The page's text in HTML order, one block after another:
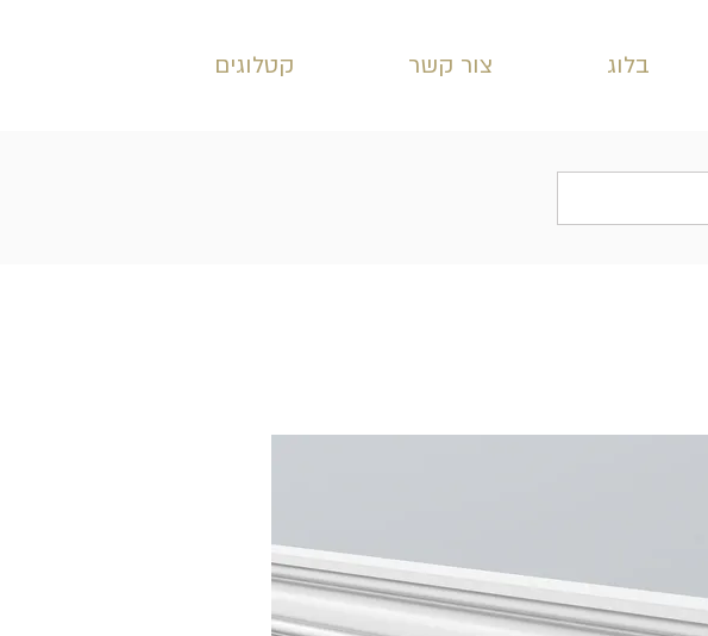
בלוג צור קשר קטלוגים